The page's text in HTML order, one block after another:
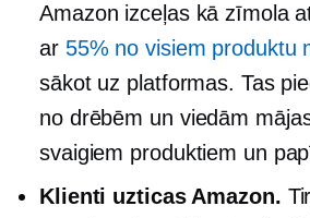
Amazon izceļas kā zīmola
ar 55% no visiem produktu
sākot uz platformas. Tas
no drēbēm un viedām
svaigiem produktiem un
Klienti uzticas Amazon.